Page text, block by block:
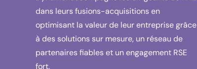
dans leurs fusions-acquisitions en
optimisant la valeur de leur entreprise grâce
à des solutions sur mesure, un réseau de
partenaires fiables et un engagement RSE
fort.